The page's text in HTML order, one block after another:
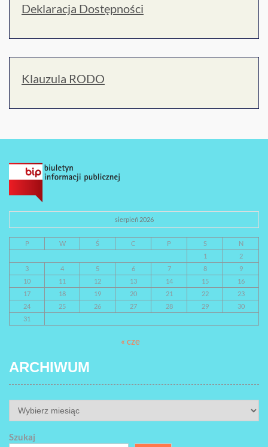
Deklaracja Dostępności
Klauzula RODO
sierpień 2026
P W Ś C P S
N
1
2
3
4 5 6 7 8
9
10
11 12 13 14 15
16
17
18 19 20 21 22
23
24
25 26 27 28 29
30
31
« cze
ARCHIWUM
ARCHIWUM
Szukaj